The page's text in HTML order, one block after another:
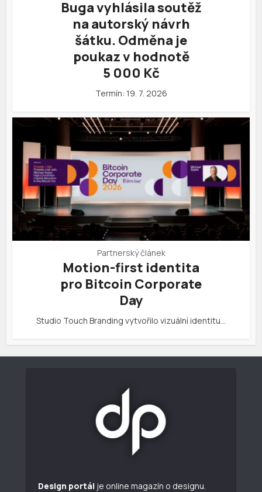
Buga vyhlásila soutěž
na autorský návrh
šátku. Odměna je
poukaz v hodnotě
5 000 Kč
Termín: 19. 7. 2026
Partnerský článek
Motion-first identita
pro Bitcoin Corporate
Day
Studio Touch Branding vytvořilo vizuální identitu…
Design portál je online magazín o designu.